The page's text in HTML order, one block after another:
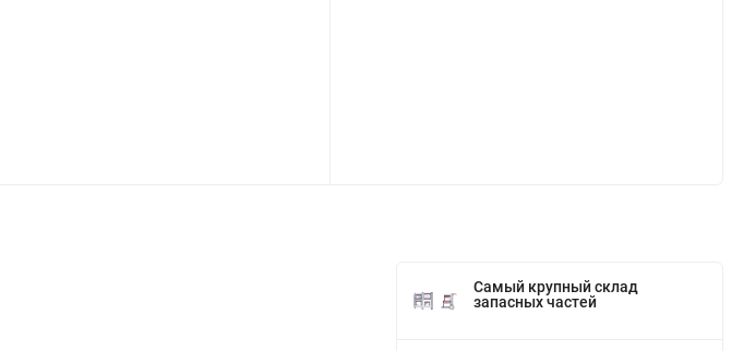
Самый крупный склад
запасных частей